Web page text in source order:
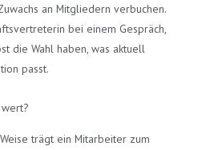
an Mitgliedern verbuchen.
bei einem Gespräch,
die Wahl haben, was aktuell
passt.
trägt ein Mitarbeiter zum